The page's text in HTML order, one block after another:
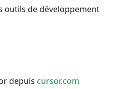
outils de développement
depuis cursor.com